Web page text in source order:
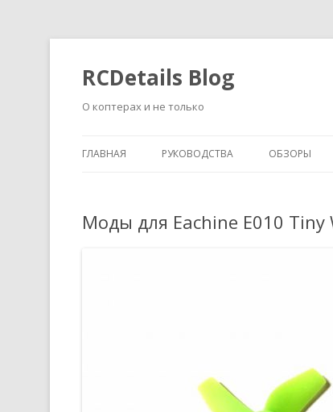
RCDetails Blog
О коптерах и не только
ГЛАВНАЯ РУКОВОДСТВА ОБЗОРЫ
Моды для Eachine E010 Tiny